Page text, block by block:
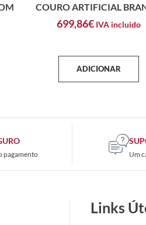
COURO ARTIFICIAL
699,86€ IVA incluido
ADICIONAR
pagamento Um
Links